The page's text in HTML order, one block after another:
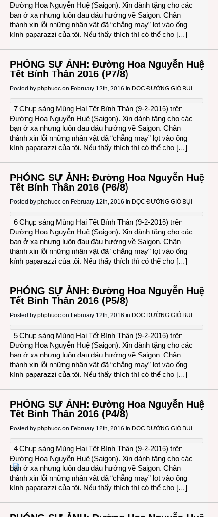
Đường Hoa Nguyễn Huệ (Saigon). Xin dành tặng cho các
bạn ở xa nhưng luôn đau đáu hướng về Saigon. Chân
thành xin lỗi những nhân vật đã “chẳng may” lọt vào ống
kính paparazzi của tôi. Nếu thấy thích thì có thể cho […]
PHÓNG SỰ ẢNH: Đường Hoa Nguyễn Huệ
Tết Bính Thân 2016 (P7/8)
Posted by phphuoc on February 12th, 2016 in DỌC ĐƯỜNG GIÓ BỤI
7 Chụp sáng Mùng Hai Tết Bính Thân (9-2-2016) trên
Đường Hoa Nguyễn Huệ (Saigon). Xin dành tặng cho các
bạn ở xa nhưng luôn đau đáu hướng về Saigon. Chân
thành xin lỗi những nhân vật đã “chẳng may” lọt vào ống
kính paparazzi của tôi. Nếu thấy thích thì có thể cho […]
PHÓNG SỰ ẢNH: Đường Hoa Nguyễn Huệ
Tết Bính Thân 2016 (P6/8)
Posted by phphuoc on February 12th, 2016 in DỌC ĐƯỜNG GIÓ BỤI
6 Chụp sáng Mùng Hai Tết Bính Thân (9-2-2016) trên
Đường Hoa Nguyễn Huệ (Saigon). Xin dành tặng cho các
bạn ở xa nhưng luôn đau đáu hướng về Saigon. Chân
thành xin lỗi những nhân vật đã “chẳng may” lọt vào ống
kính paparazzi của tôi. Nếu thấy thích thì có thể cho […]
PHÓNG SỰ ẢNH: Đường Hoa Nguyễn Huệ
Tết Bính Thân 2016 (P5/8)
Posted by phphuoc on February 12th, 2016 in DỌC ĐƯỜNG GIÓ BỤI
5 Chụp sáng Mùng Hai Tết Bính Thân (9-2-2016) trên
Đường Hoa Nguyễn Huệ (Saigon). Xin dành tặng cho các
bạn ở xa nhưng luôn đau đáu hướng về Saigon. Chân
thành xin lỗi những nhân vật đã “chẳng may” lọt vào ống
kính paparazzi của tôi. Nếu thấy thích thì có thể cho […]
PHÓNG SỰ ẢNH: Đường Hoa Nguyễn Huệ
Tết Bính Thân 2016 (P4/8)
Posted by phphuoc on February 12th, 2016 in DỌC ĐƯỜNG GIÓ BỤI
4 Chụp sáng Mùng Hai Tết Bính Thân (9-2-2016) trên
Đường Hoa Nguyễn Huệ (Saigon). Xin dành tặng cho các
bạn ở xa nhưng luôn đau đáu hướng về Saigon. Chân
thành xin lỗi những nhân vật đã “chẳng may” lọt vào ống
kính paparazzi của tôi. Nếu thấy thích thì có thể cho […]